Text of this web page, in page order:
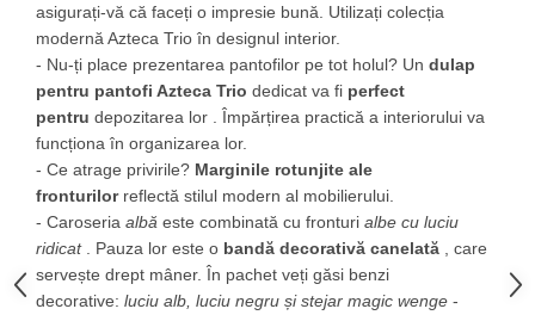
asigurați-vă că faceți o impresie bună. Utilizați colecția
modernă Azteca Trio în designul interior.
- Nu-ți place prezentarea pantofilor pe tot holul? Un dulap
pentru pantofi Azteca Trio dedicat va fi perfect
pentru depozitarea lor
Împărțirea practică a interiorului va
funcționa în organizarea lor.
- Ce atrage privirile? Marginile rotunjite ale
fronturilorreflectă stilul modern al mobilierului.
- Caroseria albă este combinată cu fronturi albe cu luciu
ridicat. Pauza lor este o bandă decorativă canelată , care
servește drept mâner. În pachet veți găsi benzi
decorative: luciu alb, luciu negru și stejar magic wenge -